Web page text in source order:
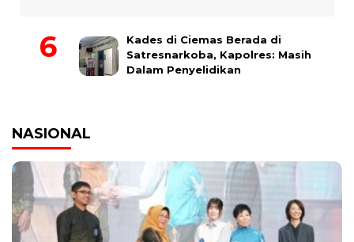
Kades di Ciemas Berada di
Satresnarkoba, Kapolres: Masih
Dalam Penyelidikan
NASIONAL